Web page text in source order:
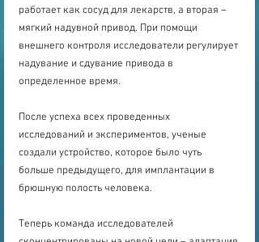
работает как сосуд для лекарств, а вторая –
мягкий надувной привод. При помощи
внешнего контроля исследователи регулирует
надувание и сдувание привода в
определенное время.
После успеха всех проведенных
исследований и экспериментов, ученые
создали устройство, которое было чуть
больше предыдущего, для имплантации в
брюшную полость человека.
Теперь команда исследователей